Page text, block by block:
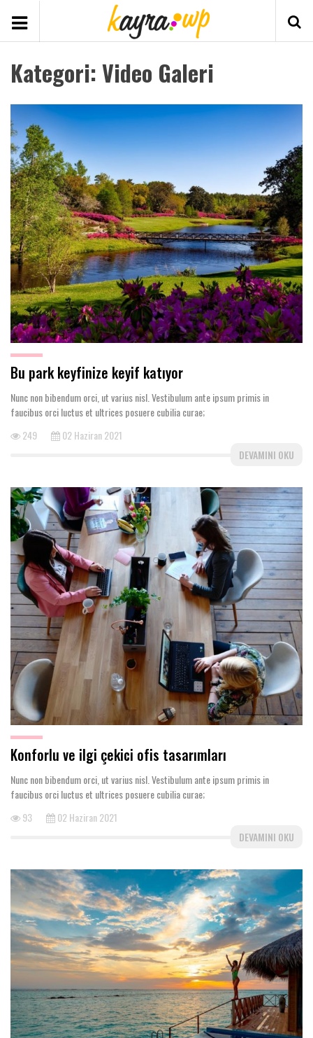
Kategori:Video Galeri
Bu park keyfinize keyif katıyor
Nunc non bibendum orci, ut varius nisl. Vestibulum ante ipsum primis in
faucibus orci luctus et ultrices posuere cubilia curae;
249
02 Haziran 2021
DEVAMINI OKU
Konforlu ve ilgi çekici ofis tasarımları
Nunc non bibendum orci, ut varius nisl. Vestibulum ante ipsum primis in
faucibus orci luctus et ultrices posuere cubilia curae;
93
02 Haziran 2021
DEVAMINI OKU